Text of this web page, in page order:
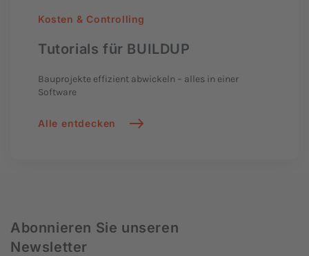
Kosten & Controlling
Tutorials für BUILDUP
Bauprojekte effizient abwickeln – alles in einer
Software
Alle entdecken
Abonnieren Sie unseren
Newsletter